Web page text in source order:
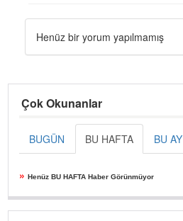
Henüz bir yorum yapılmamış
Çok Okunanlar
BUGÜN BU HAFTA BU AY
» Henüz BU HAFTA Haber Görünmüyor